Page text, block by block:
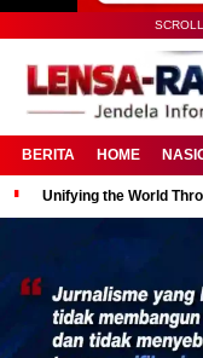
BERITA HOME
Unifying the World